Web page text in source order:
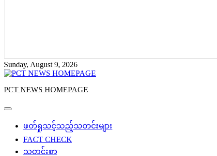
Sunday, August 9, 2026
PCT NEWS HOMEPAGE
ဖတ်ရှုသင့်သည့်သတင်းများ
FACT CHECK
သတင်းစာ